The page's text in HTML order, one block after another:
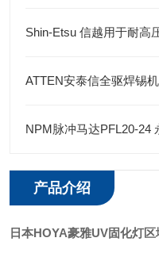
Shin-Etsu 信越用于耐高
ATTEN安泰信全驱焊锡
NPM脉冲马达PFL20-24
产品介绍
日本HOYA豪雅UV固化灯